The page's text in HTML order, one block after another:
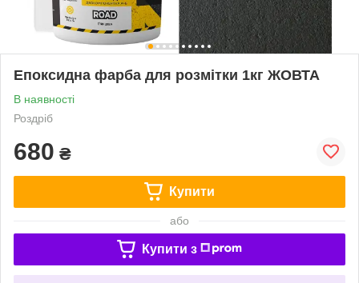
Епоксидна фарба для розмітки 1кг ЖОВТА
В наявності
Роздріб
680 ₴
Купити
або
Купити з